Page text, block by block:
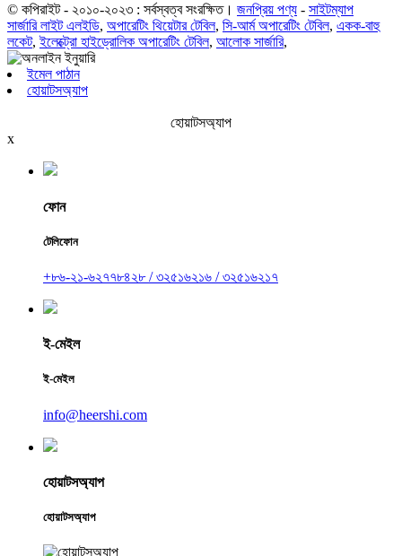
© কপিরাইট - ২০১০-২০২৩ : সর্বস্বত্ব সংরক্ষিত। জনপ্রিয় পণ্য - সাইটম্যাপ
সার্জারি লাইট এলইডি, অপারেটিং থিয়েটার টেবিল, সি-আর্ম অপারেটিং টেবিল, একক-বাহু
লকেট,ইলেক্ট্রো হাইড্রোলিক অপারেটিং টেবিল, আলোক সার্জারি,
ইমেল পাঠান
হোয়াটসঅ্যাপ
হোয়াটসঅ্যাপ
x
ফোন
টেলিফোন
+৮৬-২১-৬২৭৭৮৪২৮ / ৩২৫১৬২১৬ / ৩২৫১৬২১৭
ই-মেইল
ই-মেইল
info@heershi.com
হোয়াটসঅ্যাপ
হোয়াটসঅ্যাপ